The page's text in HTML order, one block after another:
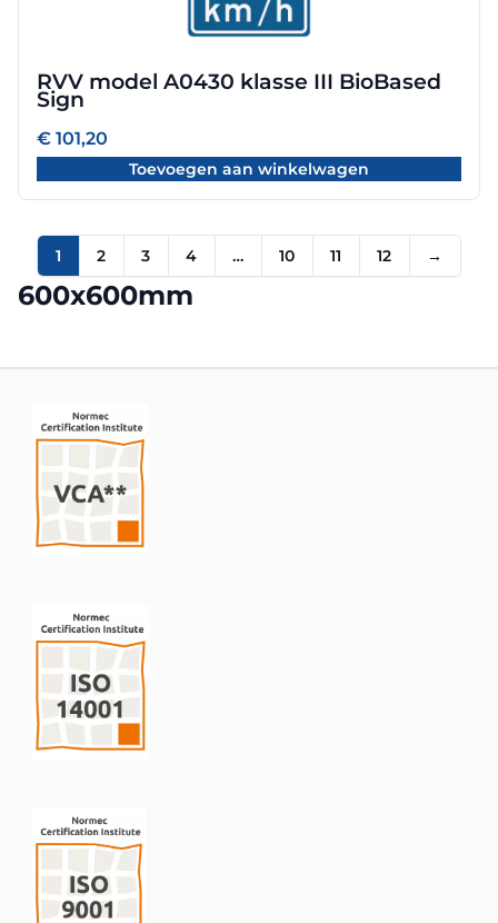
RVV model A0430 klasse III BioBased
Sign
€ 101,20
Toevoegen aan winkelwagen
1 2 3 4 … 10 11 12 →
600x600mm